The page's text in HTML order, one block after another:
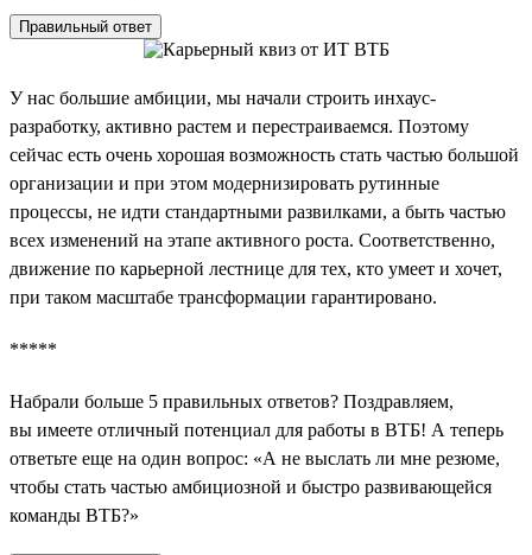
Правильный ответ
У нас большие амбиции, мы начали строить инхаус-
разработку, активно растем и перестраиваемся. Поэтому
сейчас есть очень хорошая возможность стать частью большой
организации и при этом модернизировать рутинные
процессы, не идти стандартными развилками, а быть частью
всех изменений на этапе активного роста. Соответственно,
движение по карьерной лестнице для тех, кто умеет и хочет,
при таком масштабе трансформации гарантировано.
*****
Набрали больше 5 правильных ответов? Поздравляем,
вы имеете отличный потенциал для работы в ВТБ! А теперь
ответьте еще на один вопрос: «А не выслать ли мне резюме,
чтобы стать частью амбициозной и быстро развивающейся
команды ВТБ?»